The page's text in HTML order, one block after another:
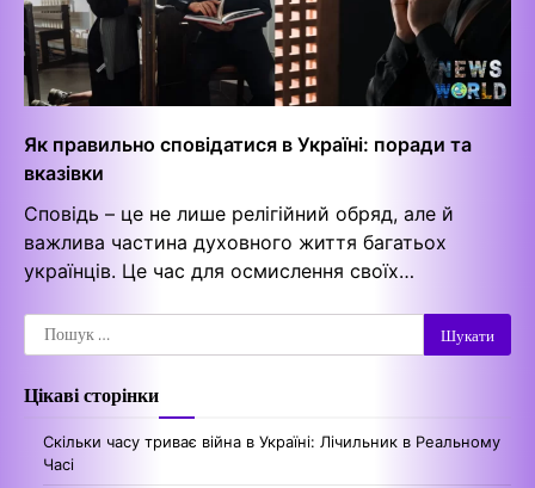
Як правильно сповідатися в Україні: поради та
вказівки
Сповідь – це не лише релігійний обряд, але й
важлива частина духовного життя багатьох
українців. Це час для осмислення своїх…
Пошук:
Цікаві сторінки
Скільки часу триває війна в Україні: Лічильник в Реальному
Часі